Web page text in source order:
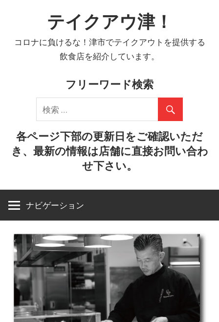
テイクアウ津！
コロナに負けるな！津市でテイクアウトを提供する
飲食店を紹介しています。
フリーワード検索
各ページ下部の更新日をご確認いただ
き、最新の情報は店舗に直接お問い合わ
せ下さい。
ナビゲーション